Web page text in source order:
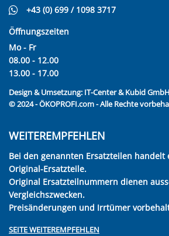
+43 (0) 699 / 1098 3717
Öffnungszeiten
Mo - Fr
08.00 - 12.00
13.00 - 17.00
Design & Umsetzung: IT-Center & Kubid GmbH
© 2024 - ÖKOPROFI.com - Alle Rechte
WEITEREMPFEHLEN
Bei den genannten Ersatzteilen handelt
Original-Ersatzteile.
Original Ersatzteilnummern dienen
Vergleichszwecken.
Preisänderungen und Irrtümer
SEITE WEITEREMPFEHLEN